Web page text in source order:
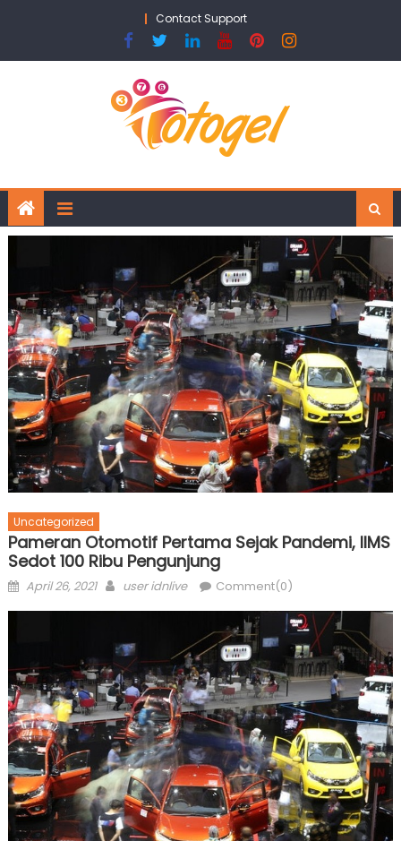
Contact Support
Uncategorized
Pameran Otomotif Pertama Sejak Pandemi, IIMS
Sedot 100 Ribu Pengunjung
Posted
April 26, 2021 Author
user idnlive Comment(0)